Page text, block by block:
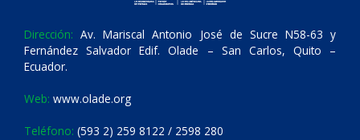
Dirección: Av. Mariscal Antonio José de Sucre N58-63 y
Fernández Salvador Edif. Olade – San Carlos, Quito –
Ecuador.
Web: www.olade.org
Teléfono: (593 2) 259 8122 / 2598 280